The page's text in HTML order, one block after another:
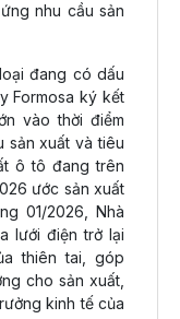
nhu cầu sản
đang có dấu
Formosa ký kết
vào thời điểm
sản xuất và tiêu
ô tô đang trên
ước sản xuất
01/2026, Nhà
lưới điện trở lại
thiên tai, góp
cho sản xuất,
kinh tế của